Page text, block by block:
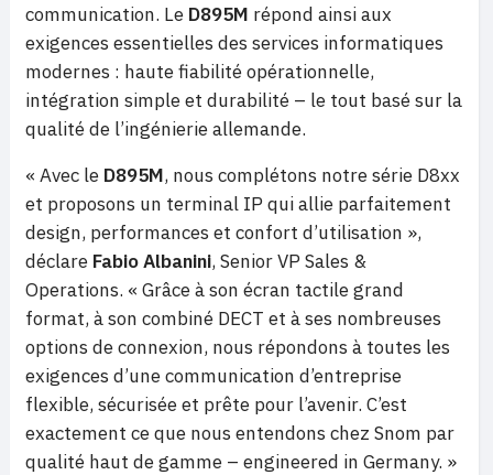
communication. Le D895M répond ainsi aux
exigences essentielles des services informatiques
modernes : haute fiabilité opérationnelle,
intégration simple et durabilité – le tout basé sur la
qualité de l’ingénierie allemande.
« Avec le D895M, nous complétons notre série D8xx
et proposons un terminal IP qui allie parfaitement
design, performances et confort d’utilisation »,
déclare Fabio Albanini, Senior VP Sales &
Operations. « Grâce à son écran tactile grand
format, à son combiné DECT et à ses nombreuses
options de connexion, nous répondons à toutes les
exigences d’une communication d’entreprise
flexible, sécurisée et prête pour l’avenir. C’est
exactement ce que nous entendons chez Snom par
qualité haut de gamme – engineered in Germany. »